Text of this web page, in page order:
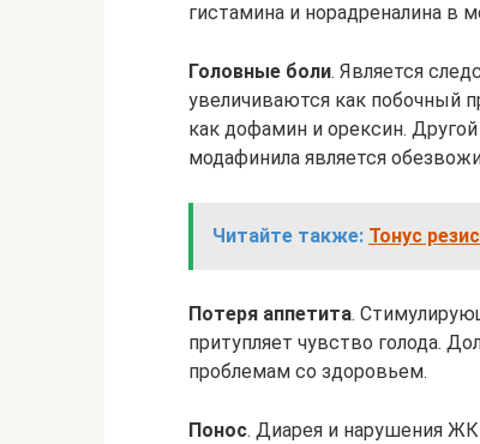
гистамина и норадреналина в
Головные боли. Является
увеличиваются как побочный
как дофамин и орексин.
модафинила является
Читайте также: Тонус
Потеря аппетита.
притупляет чувство голода.
проблемам со здоровьем.
Понос. Диарея и нарушения